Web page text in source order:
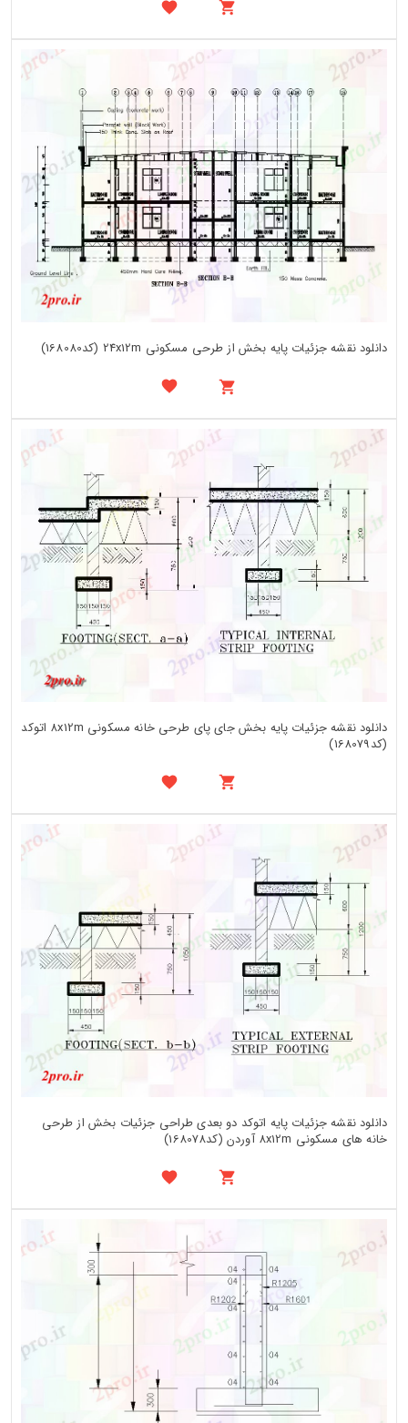
دانلود نقشه جزئیات پایه بخش از طرحی مسکونی 24x12m (کد168080)
دانلود نقشه جزئیات پایه بخش جای پای طرحی خانه مسکونی 8x12m اتوکد
(کد168079)
دانلود نقشه جزئیات پایه اتوکد دو بعدی طراحی جزئیات بخش از طرحی
خانه های مسکونی 8x12m آوردن (کد168078)